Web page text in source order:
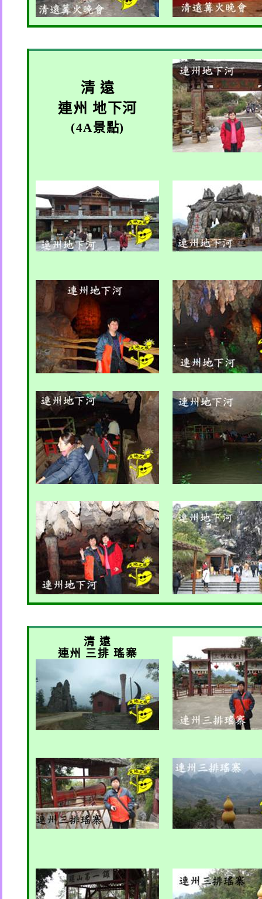
清 遠
連州 地下河
(4A景點)
清 遠
連州 三排 瑤寨